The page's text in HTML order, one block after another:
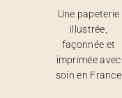
Une papeterie
illustrée,
façonnée et
imprimée avec
soin en France